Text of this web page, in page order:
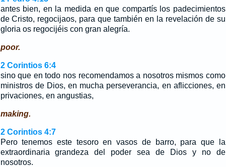
antes bien, en la medida en que compartís los padecimientos
de Cristo, regocijaos, para que también en la revelación de su
gloria os regocijéis con gran alegría.
poor.
2 Corintios 6:4
sino que en todo nos recomendamos a nosotros mismos como
ministros de Dios, en mucha perseverancia, en aflicciones, en
privaciones, en angustias,
making.
2 Corintios 4:7
Pero tenemos este tesoro en vasos de barro, para que la
extraordinaria grandeza del poder sea de Dios y no de
nosotros.